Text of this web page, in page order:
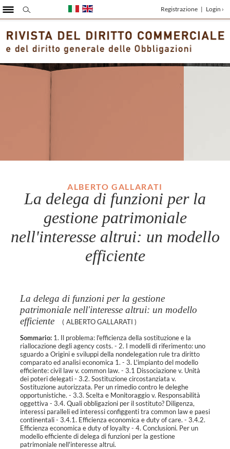
ALBERTO GALLARATI
La delega di funzioni per la
gestione patrimoniale
nell'interesse altrui: un modello
efficiente
La delega di funzioni per la gestione
patrimoniale nell'interesse altrui: un modello
efficiente
( ALBERTO GALLARATI )
Sommario:1. Il problema: l'efficienza della sostituzione e la
riallocazione degli agency costs. - 2. I modelli di riferimento: uno
sguardo a Origini e sviluppi della nondelegation rule tra diritto
comparato ed analisi economica 1. - 3. L'impianto del modello
efficiente: civil law v. common law. - 3.1 Dissociazione v. Unità
dei poteri delegati - 3.2. Sostituzione circostanziata v.
Sostituzione autorizzata. Per un rimedio contro le deleghe
opportunistiche. - 3.3. Scelta e Monitoraggio v. Responsabilità
oggettiva - 3.4. Quali obbligazioni per il sostituto? Diligenza,
interessi paralleli ed interessi configgenti tra common law e paesi
continentali - 3.4.1. Efficienza economica e duty of care. - 3.4.2.
Efficienza economica e duty of loyalty - 4. Conclusioni. Per un
modello efficiente di delega di funzioni per la gestione
patrimoniale nell'interesse altrui.
Registrazione | Login ›